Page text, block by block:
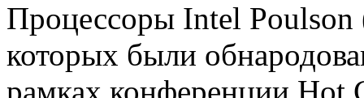
Процессоры Intel
которых были